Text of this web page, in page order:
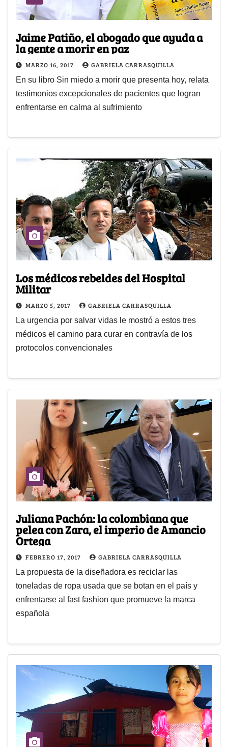
Jaime Patiño, el abogado que ayuda a
la gente a morir en paz
MARZO 16, 2017 GABRIELA CARRASQUILLA
En su libro Sin miedo a morir que presenta hoy, relata
testimonios excepcionales de pacientes que logran
enfrentarse en calma al sufrimiento
Los médicos rebeldes del Hospital
Militar
MARZO 5, 2017 GABRIELA CARRASQUILLA
La urgencia por salvar vidas le mostró a estos tres
médicos el camino para curar en contravía de los
protocolos convencionales
Juliana Pachón: la colombiana que
pelea con Zara, el imperio de Amancio
Ortega
FEBRERO 17, 2017 GABRIELA CARRASQUILLA
La propuesta de la diseñadora es reciclar las
toneladas de ropa usada que se botan en el país y
enfrentarse al fast fashion que promueve la marca
española